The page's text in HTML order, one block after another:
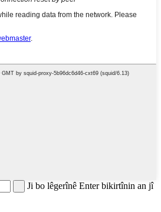
Ji bo lêgerînê Enter bikirtînin an jî